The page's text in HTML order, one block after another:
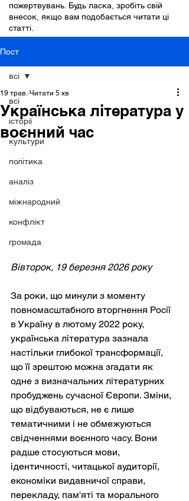
пожертвувань. Будь ласка, зробіть свій
внесок, якщо вам подобається читати ці
статті.
Пост
всі
історії
культури
політика
аналіз
міжнародний
конфлікт
громада
всі
Українська література у
воєнний час
19 трав. Читати 5 хв
Вівторок, 19 березня 2026 року
За роки, що минули з моменту
повномасштабного вторгнення Росії
в Україну в лютому 2022 року,
українська література зазнала
настільки глибокої трансформації,
що її зрештою можна згадати як
одне з визначальних літературних
пробуджень сучасної Європи. Зміни,
що відбуваються, не є лише
тематичними і не обмежуються
свідченнями воєнного часу. Вони
радше стосуються мови,
ідентичності, читацької аудиторії,
економіки видавничої справи,
перекладу, пам'яті та морального